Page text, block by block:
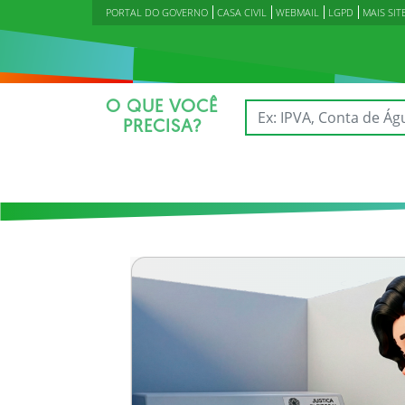
PORTAL DO GOVERNO CASA CIVIL WEBMAIL LGPD MAIS
O QUE VOCÊ
PRECISA?